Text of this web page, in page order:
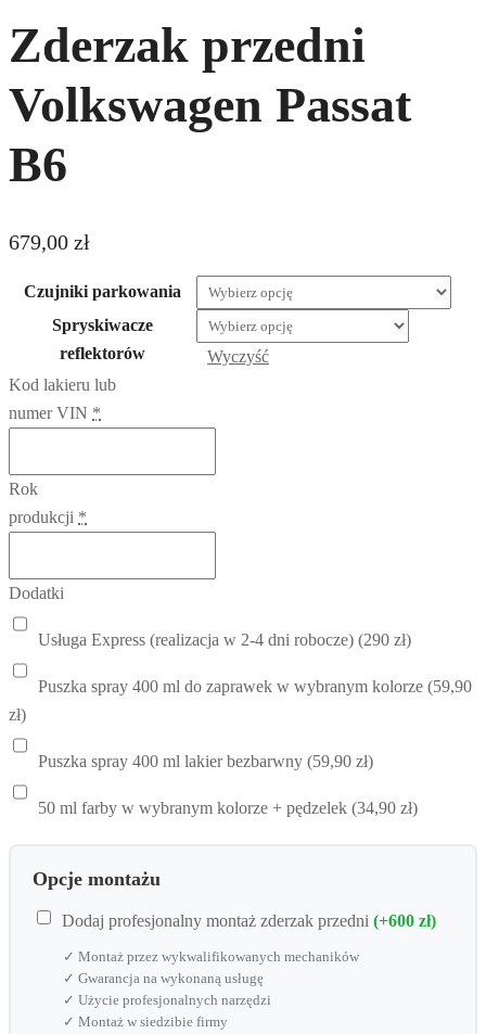
Zderzak przedni
Volkswagen Passat
B6
679,00 zł
Czujniki parkowania
Spryskiwacze
reflektorów
Wyczyść
Kod lakieru lub
numer VIN *
Rok
produkcji *
Dodatki
Usługa Express (realizacja w 2-4 dni robocze) (290 zł)
Puszka spray 400 ml do zaprawek w wybranym kolorze (59,90
zł)
Puszka spray 400 ml lakier bezbarwny (59,90 zł)
50 ml farby w wybranym kolorze + pędzelek (34,90 zł)
Opcje montażu
Dodaj profesjonalny montaż zderzak przedni (+600 zł)
✓ Montaż przez wykwalifikowanych mechaników
✓ Gwarancja na wykonaną usługę
✓ Użycie profesjonalnych narzędzi
✓ Montaż w siedzibie firmy